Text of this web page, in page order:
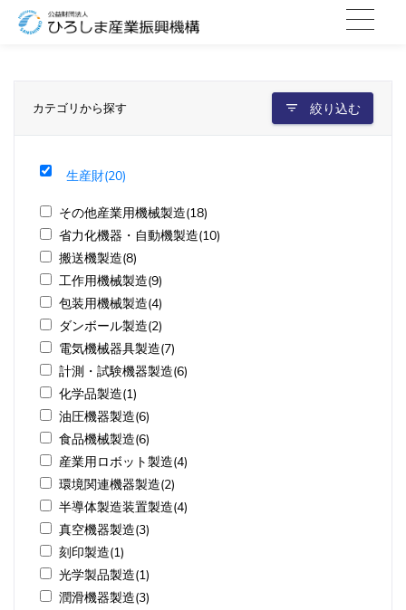
カテゴリから探す 絞り込む
生産財(20)
その他産業用機械製造(18)
省力化機器・自動機製造(10)
搬送機製造(8)
工作用機械製造(9)
包装用機械製造(4)
ダンボール製造(2)
電気機械器具製造(7)
計測・試験機器製造(6)
化学品製造(1)
油圧機器製造(6)
食品機械製造(6)
産業用ロボット製造(4)
環境関連機器製造(2)
半導体製造装置製造(4)
真空機器製造(3)
刻印製造(1)
光学製品製造(1)
潤滑機器製造(3)